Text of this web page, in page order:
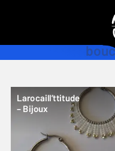
Larocaill’ttitude
– Bijoux